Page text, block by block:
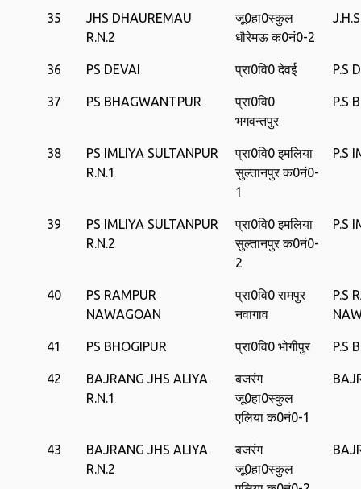
35
JHS DHAUREMAU
R.N.2
जू0हा0स्‍कुल
धौरेमऊ क0नं0-2
36 PS DEVAI प्रा0वि0 देवई P.S
37 PS BHAGWANTPUR
प्रा0वि0
भगवन्तपुर
P.S
38
PS IMLIYA SULTANPUR
R.N.1
प्रा0वि0 इमलिया
सुल्‍तानपुर क0नं0-
1
P.S
39
PS IMLIYA SULTANPUR
R.N.2
प्रा0वि0 इमलिया
सुल्‍तानपुर क0नं0-
2
P.S
40
PS RAMPUR
NAWAGOAN
प्रा0वि0 रामपुर
नवागाव
P.S
41 PS BHOGIPUR प्रा0वि0 भोगीपुर P.S
42
BAJRANG JHS ALIYA
R.N.1
बजरंग
जू0हा0स्‍कुल
एलिया क0नं0-1
43
BAJRANG JHS ALIYA
R.N.2
बजरंग
जू0हा0स्‍कुल